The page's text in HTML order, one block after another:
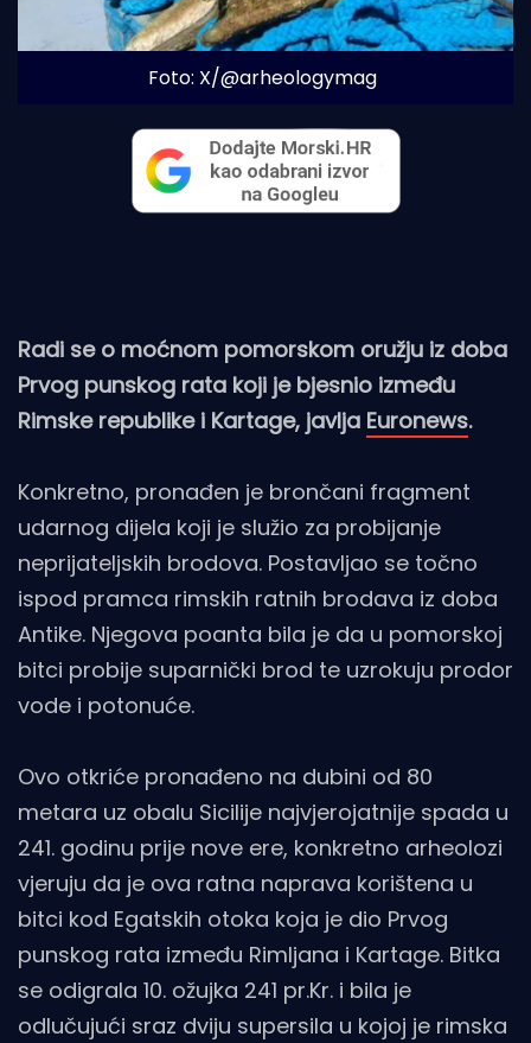
Foto: X/@arheologymag
Radi se o moćnom pomorskom oružju iz doba
Prvog punskog rata koji je bjesnio između
Rimske republike i Kartage, javlja Euronews.
Konkretno, pronađen je brončani fragment
udarnog dijela koji je služio za probijanje
neprijateljskih brodova. Postavljao se točno
ispod pramca rimskih ratnih brodava iz doba
Antike. Njegova poanta bila je da u pomorskoj
bitci probije suparnički brod te uzrokuju prodor
vode i potonuće.
Ovo otkriće pronađeno na dubini od 80
metara uz obalu Sicilije najvjerojatnije spada u
241. godinu prije nove ere, konkretno arheolozi
vjeruju da je ova ratna naprava korištena u
bitci kod Egatskih otoka koja je dio Prvog
punskog rata između Rimljana i Kartage. Bitka
se odigrala 10. ožujka 241 pr.Kr. i bila je
odlučujući sraz dviju supersila u kojoj je rimska